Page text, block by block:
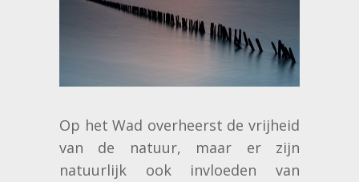
Op het Wad overheerst de vrijheid
van de natuur, maar er zijn
natuurlijk ook invloeden van